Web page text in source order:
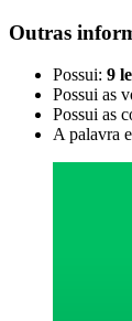
Outras
Possui: 9
Possui as
Possui as
A palavra